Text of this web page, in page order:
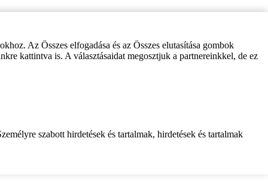
Az Összes elfogadása és az Összes elutasítása gombok
kattintva is. A választásaidat megosztjuk a partnereinkkel, de ez
szabott hirdetések és tartalmak, hirdetések és tartalmak